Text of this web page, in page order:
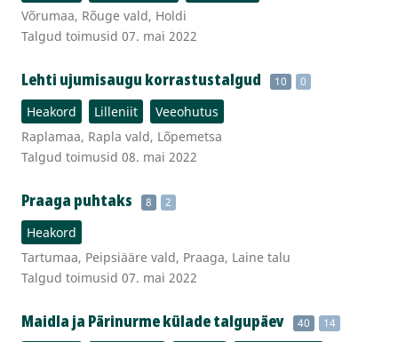
Võrumaa, Rõuge vald, Holdi
Talgud toimusid 07. mai 2022
Lehti ujumisaugu korrastustalgud 10 0
Heakord Lilleniit
Veeohutus
Raplamaa, Rapla vald, Lõpemetsa
Talgud toimusid 08. mai 2022
Praaga puhtaks 8 2
Heakord
Tartumaa, Peipsiääre vald, Praaga, Laine talu
Talgud toimusid 07. mai 2022
Maidla ja Pärinurme külade talgupäev 40 14